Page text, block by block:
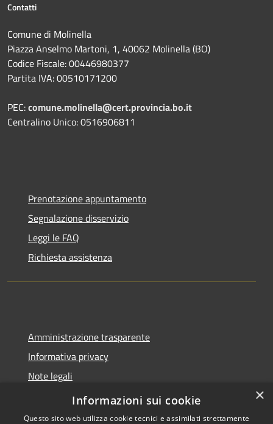
Contatti
Comune di Molinella
Piazza Anselmo Martoni, 1, 40062 Molinella (BO)
Codice Fiscale: 00446980377
Partita IVA: 00510171200
PEC:comune.molinella@cert.provincia.bo.it
Centralino Unico: 0516906811
Prenotazione appuntamento
Segnalazione disservizio
Leggi le FAQ
Richiesta assistenza
Amministrazione trasparente
Informativa privacy
Note legali
Dichiarazione di accessibilità
×
Informazioni sui cookie
Questo sito web utilizza cookie tecnici e assimilati strettamente